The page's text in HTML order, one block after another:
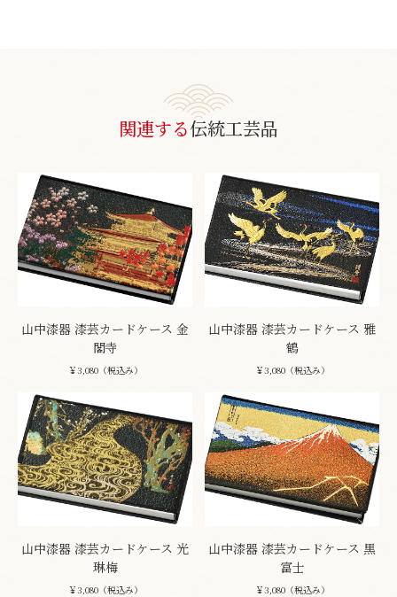
関連する伝統工芸品
山中漆器 漆芸カードケース 金
閣寺
￥3,080（税込み）
山中漆器 漆芸カードケース 雅
鶴
￥3,080（税込み）
山中漆器 漆芸カードケース 光
琳梅
￥3,080（税込み）
山中漆器 漆芸カードケース 黒
富士
￥3,080（税込み）